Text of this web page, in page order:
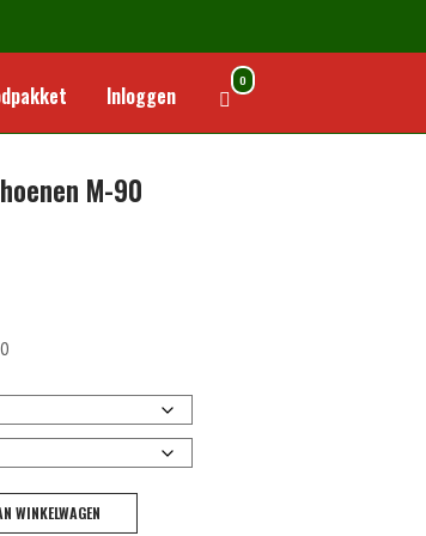
Inloggen
Winkelwagen
0
M-90
WINKELWAGEN